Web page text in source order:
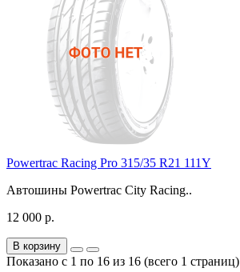
Powertrac Racing Pro 315/35 R21 111Y
Автошины Powertrac City Racing..
12 000 р.
В корзину
Показано с 1 по 16 из 16 (всего 1 страниц)